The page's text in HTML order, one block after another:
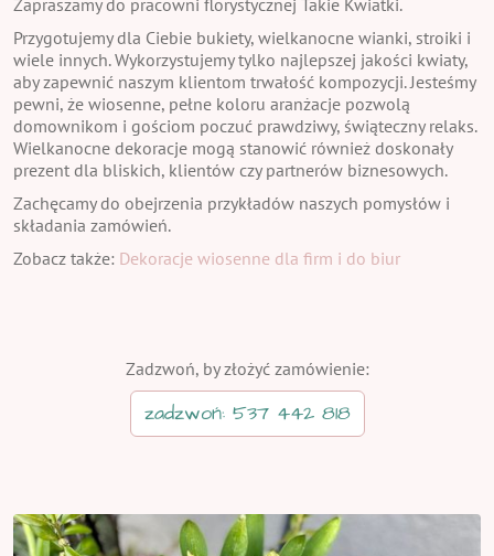
Przygotujemy dla Ciebie bukiety, wielkanocne wianki, stroiki i
wiele innych. Wykorzystujemy tylko najlepszej jakości kwiaty,
aby zapewnić naszym klientom trwałość kompozycji. Jesteśmy
pewni, że wiosenne, pełne koloru aranżacje pozwolą
domownikom i gościom poczuć prawdziwy, świąteczny relaks.
Wielkanocne dekoracje mogą stanowić również doskonały
prezent dla bliskich, klientów czy partnerów biznesowych.
Zachęcamy do obejrzenia przykładów naszych pomysłów i
składania zamówień.
Zobacz także: Dekoracje wiosenne dla firm i do biur
Zadzwoń, by złożyć zamówienie:
zadzwoń: 537 442 818